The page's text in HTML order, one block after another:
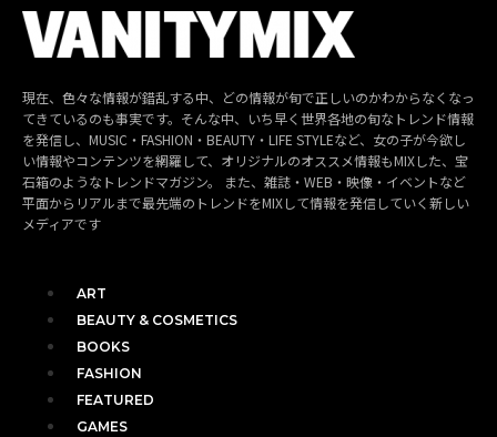
現在、色々な情報が錯乱する中、どの情報が旬で正しいのかわからなくなっ
てきているのも事実です。そんな中、いち早く世界各地の旬なトレンド情報
を発信し、MUSIC・FASHION・BEAUTY・LIFE STYLEなど、女の子が今欲し
い情報やコンテンツを網羅して、オリジナルのオススメ情報もMIXした、宝
石箱のようなトレンドマガジン。 また、雑誌・WEB・映像・イベントなど
平面からリアルまで最先端のトレンドをMIXして情報を発信していく新しい
メディアです
ART
BEAUTY & COSMETICS
BOOKS
FASHION
FEATURED
GAMES